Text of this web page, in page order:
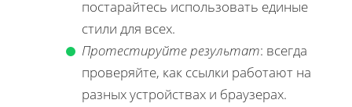
постарайтесь использовать единые
стили для всех.
Протестируйте результат: всегда
проверяйте, как ссылки работают на
разных устройствах и браузерах.